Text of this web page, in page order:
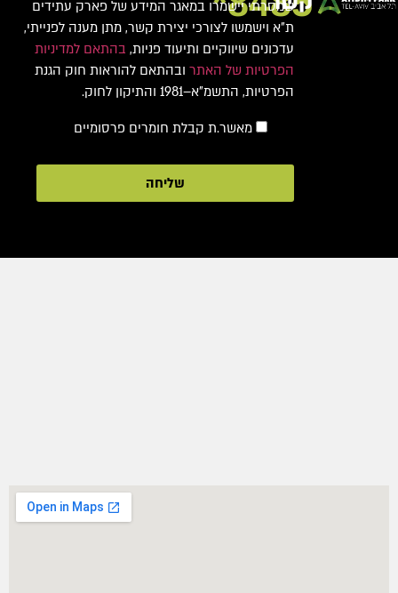
שמסרתי יישמרו במאגר המידע של פארק עתידים
ת"א וישמשו לצורכי יצירת קשר, מתן מענה לפנייתי,
עדכונים שיווקיים ותיעוד פניות, בהתאם למדיניות
הפרטיות של האתרובהתאם להוראות חוק הגנת
הפרטיות, התשמ"א–1981 והתיקון לחוק.
מאשר.ת קבלת חומרים פרסומיים
שליחה